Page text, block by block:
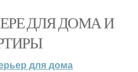
ДЛЯ ДОМА И
для дома